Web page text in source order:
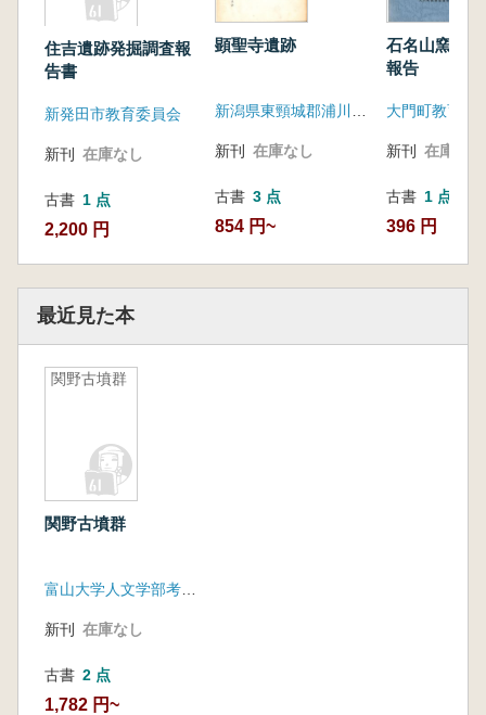
住吉遺跡発掘調査報
告書
新発田市教育委員会
新刊 在庫なし
古書 1 点
2,200 円
顕聖寺遺跡
新刊 在庫なし
古書 3 点
854 円~
石名山窯跡
報告
大門町教育委
新刊 在庫なし
古書 1 点
396 円
最近見た本
関野古墳群
関野古墳群
新刊 在庫なし
古書 2 点
1,782 円~